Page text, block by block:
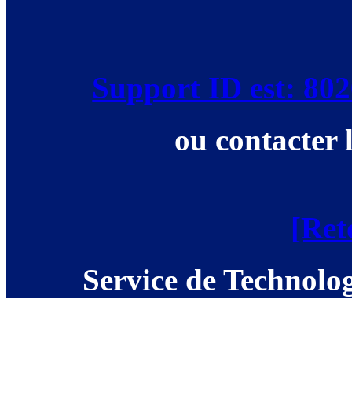
Support ID est:
ou contacter
Service de